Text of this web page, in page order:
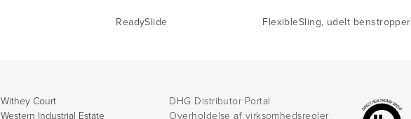
ReadySlide
FlexibleSling, udelt benstropper
Withey Court
Western Industrial Estate
DHG Distributor Portal
Overholdelse af virksomhedsregler